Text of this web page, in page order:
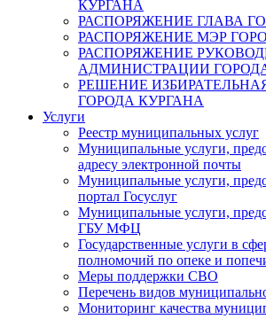
КУРГАНА
РАСПОРЯЖЕНИЕ ГЛАВА
РАСПОРЯЖЕНИЕ МЭР
РАСПОРЯЖЕНИЕ
АДМИНИСТРАЦИИ
РЕШЕНИЕ
ГОРОДА КУРГАНА
Услуги
Реестр муниципальных услуг
Муниципальные услуги,
адресу электронной почты
Муниципальные услуги,
портал Госуслуг
Муниципальные услуги,
ГБУ МФЦ
Государственные услуги в
полномочий по опеке и
Меры поддержки СВО
Перечень видов
Мониторинг качества